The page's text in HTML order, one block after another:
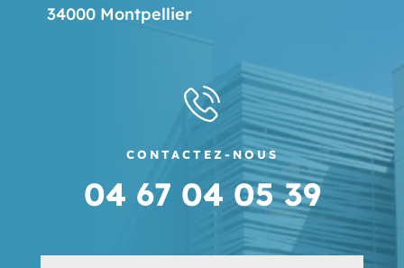
34000 Montpellier
CONTACTEZ-NOUS
04 67 04 05 39